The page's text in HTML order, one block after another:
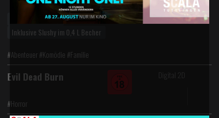
Kinderferienkino
Inklusive Slushy im 0,4 L Becher
#Abenteuer #Komödie #Familie
Evil Dead Burn
#Horror
Digital 2D